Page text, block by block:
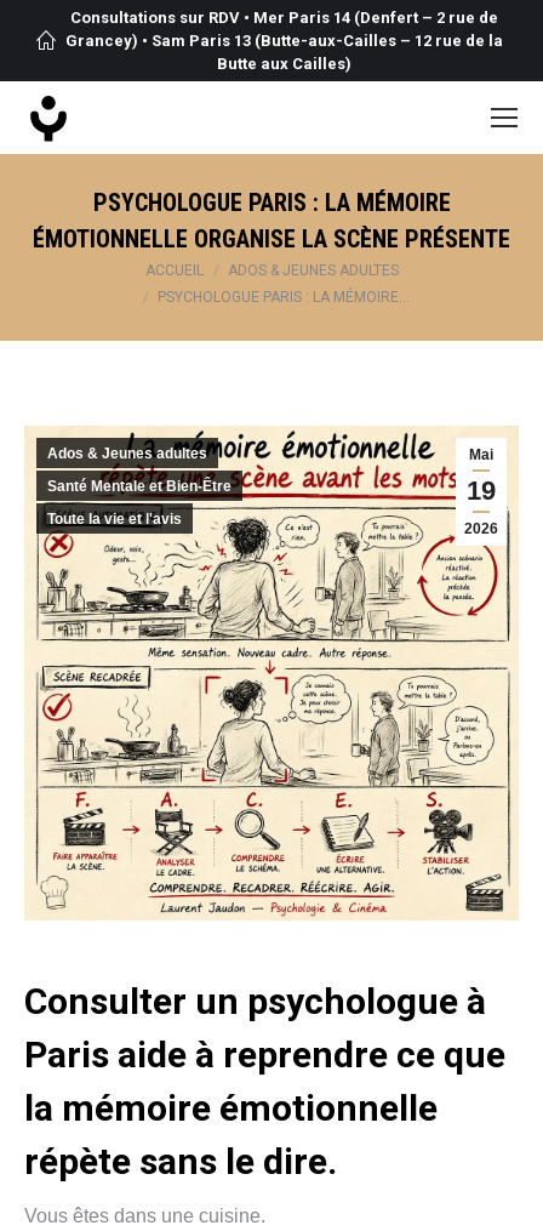
Consultations sur RDV • Mer Paris 14 (Denfert – 2 rue de
Grancey) • Sam Paris 13 (Butte-aux-Cailles – 12 rue de la
Butte aux Cailles)
PSYCHOLOGUE PARIS : LA MÉMOIRE
ÉMOTIONNELLE ORGANISE LA SCÈNE PRÉSENTE
ACCUEIL
ADOS & JEUNES ADULTES
PSYCHOLOGUE PARIS : LA MÉMOIRE…
Mai
19
2026
Ados & Jeunes adultes
Santé Mentale et Bien-Être
Toute la vie et l'avis
Consulter un psychologue à
Paris aide à reprendre ce que
la mémoire émotionnelle
répète sans le dire.
Vous êtes dans une cuisine.